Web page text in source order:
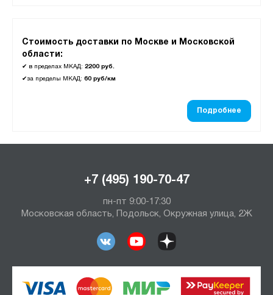
Стоимость доставки по Москве и Московской
области:
✔ в пределах МКАД: 2200 руб.
✔за пределы МКАД: 60 руб/км
Подробнее
+7 (495) 190-70-47
пн-пт 9:00-17:30
Московская область, Подольск, Окружная улица, 2Ж